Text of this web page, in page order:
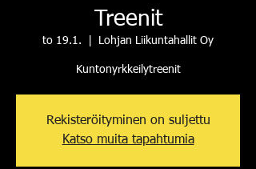
Treenit
to 19.1. Lohjan Liikuntahallit Oy
Kuntonyrkkeilytreenit
Rekisteröityminen on suljettu
Katso muita tapahtumia